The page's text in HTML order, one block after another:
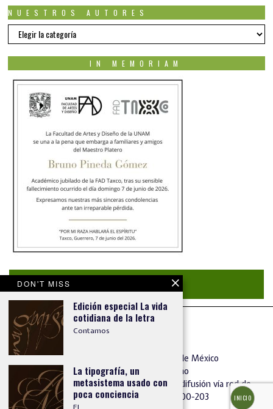
NUESTROS AUTORES
Nuestros
autores
IN MEMORIAM
Convocatoria Abierta
Universidad Nacional Autónoma de México
Facultad de Artes y Diseño
Reserva de Derechos al Uso Exclusivo de difusión vía red de
cómputo: 04-2013-102313522600-203
INICIO
DON'T MISS
Edición especial La vida
cotidiana de la letra
Contamos
La tipografía, un
metasistema usado con
poca conciencia